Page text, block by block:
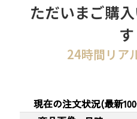
ただいまご購
す
24時間リア